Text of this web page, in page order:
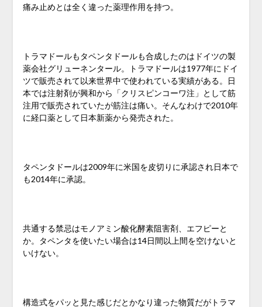
痛み止めとは全く違った薬理作用を持つ。
トラマドールもタペンタドールも合成したのはドイツの製
薬会社グリューネンタール。トラマドールは1977年にドイ
ツで販売されて以来世界中で使われている実績がある。日
本では注射剤が興和から「クリスピンコーワ注」として筋
注用で販売されていたが筋注は痛い。そんなわけで2010年
に経口薬として日本新薬から発売された。
タペンタドールは2009年に米国を皮切りに承認され日本で
も2014年に承認。
共通する禁忌はモノアミン酸化酵素阻害剤、エフピーと
か。タペンタを使いたい場合は14日間以上間を空けないと
いけない。
構造式をパッと見た感じだとかなり違った物質だがトラマ